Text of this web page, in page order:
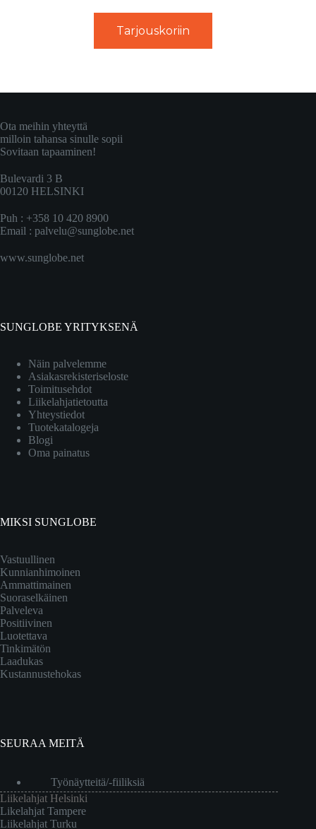
Tarjouskoriin
Ota meihin yhteyttä
milloin tahansa sinulle sopii
Sovitaan tapaaminen!
Bulevardi 3 B
00120 HELSINKI
Puh : +358 10 420 8900
Email : palvelu@sunglobe.net
www.sunglobe.net
SUNGLOBE YRITYKSENÄ
Näin palvelemme
Asiakasrekisteriseloste
Toimitusehdot
Liikelahjatietoutta
Yhteystiedot
Tuotekatalogeja
Blogi
Oma painatus
MIKSI SUNGLOBE
Vastuullinen
Kunnianhimoinen
Ammattimainen
Suoraselkäinen
Palveleva
Positiivinen
Luotettava
Tinkimätön
Laadukas
Kustannustehokas
SEURAA MEITÄ
Työnäytteitä/-fiiliksiä
Liikelahjat Helsinki
Likelahjat Tampere
Liikelahjat Turku